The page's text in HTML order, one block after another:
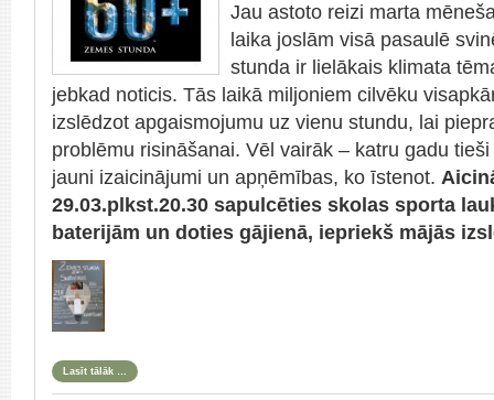
Jau astoto reizi marta
laika joslām visā pasaulē
stunda ir lielākais klimata
jebkad noticis. Tās laikā miljoniem cilvēku
izslēdzot apgaismojumu uz vienu stundu, lai
problēmu risināšanai. Vēl vairāk – katru gadu
jauni izaicinājumi un apņēmības, ko īstenot.
29.03.plkst.20.30 sapulcēties skolas sporta
baterijām un doties gājienā, iepriekš mājās
Lasīt tālāk …